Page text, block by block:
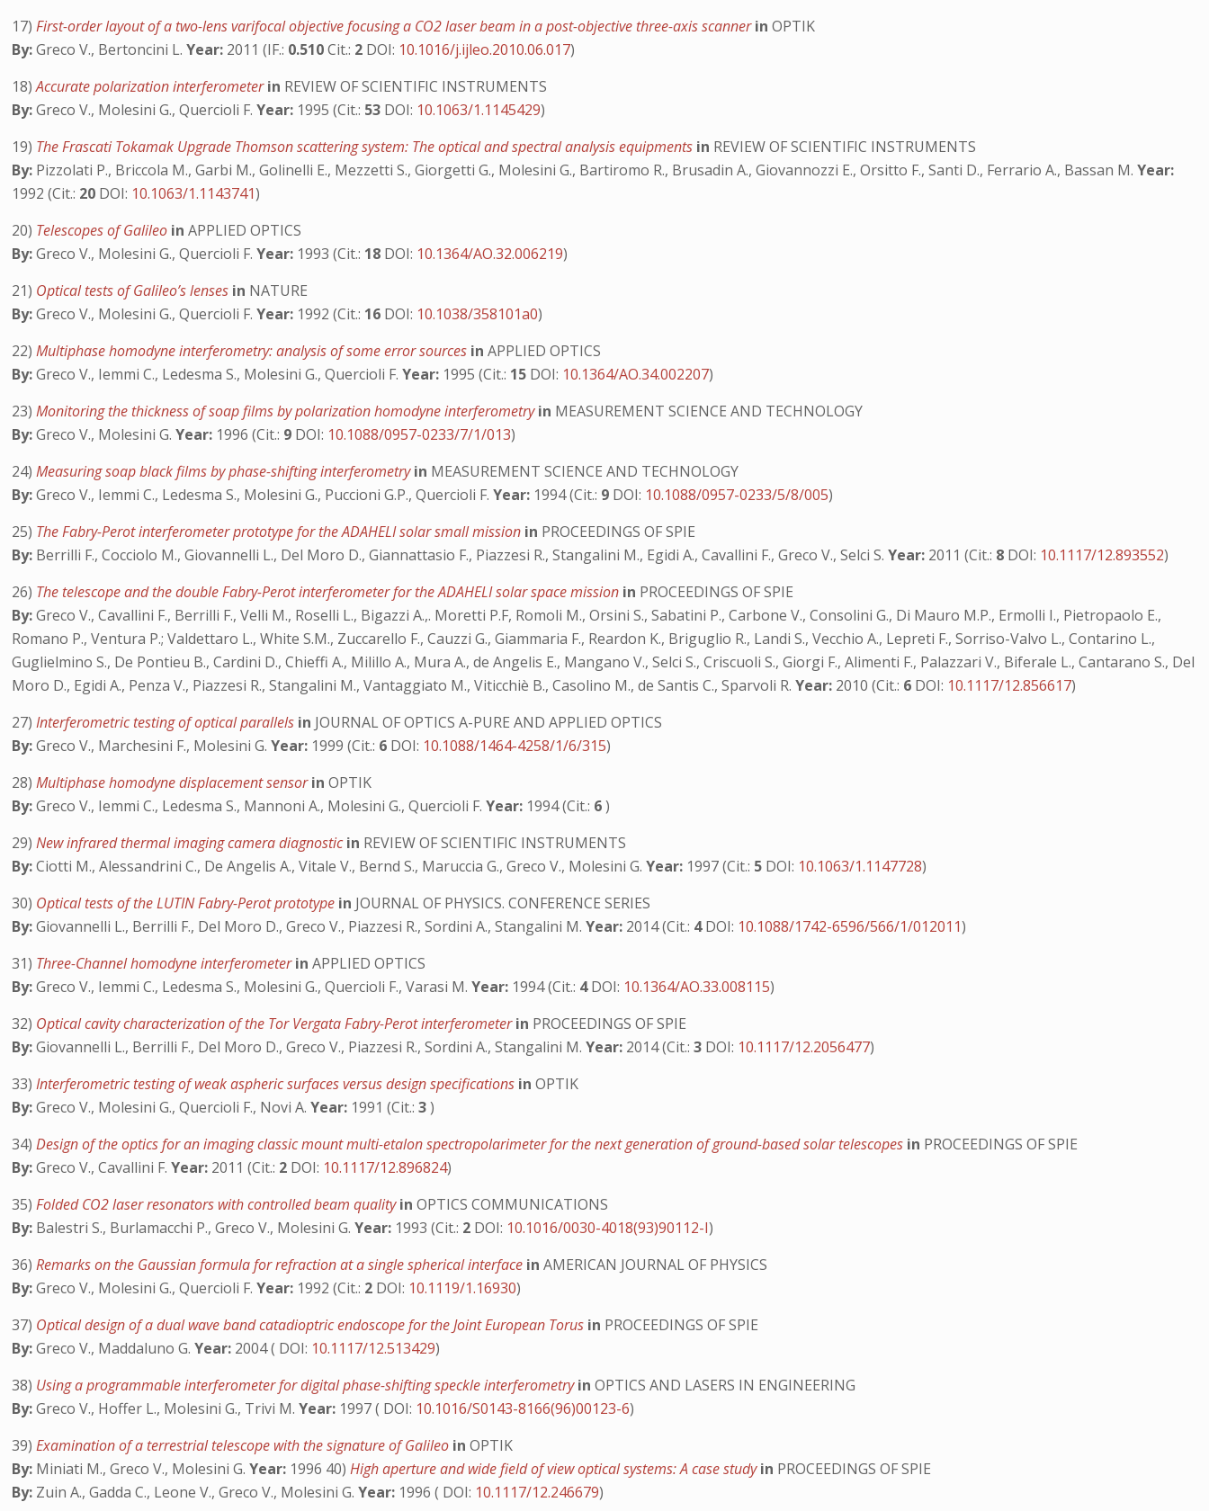
17)First-order layout of a two-lens varifocal objective focusing a CO2 laser beam in a post-objective three-axis scannerin OPTIK
By:Greco V., Bertoncini L.Year: 2011 (IF.: 0.510Cit.: 2 DOI: 10.1016/j.ijleo.2010.06.017)
18)Accurate polarization interferometerin REVIEW OF SCIENTIFIC INSTRUMENTS
By:Greco V., Molesini G., Quercioli F.Year: 1995 (Cit.: 53 DOI: 10.1063/1.1145429)
19) The Frascati Tokamak Upgrade Thomson scattering system: The optical and spectral analysis equipments in REVIEW OF SCIENTIFIC INSTRUMENTS
By: Pizzolati P., Briccola M., Garbi M., Golinelli E., Mezzetti S., Giorgetti G., Molesini G., Bartiromo R., Brusadin A., Giovannozzi E., Orsitto F., Santi D., Ferrario A., Bassan M.Year:
1992 (Cit.: 20 DOI: 10.1063/1.1143741)
20) Telescopes of Galileo in APPLIED OPTICS
By:Greco V., Molesini G., Quercioli F.Year: 1993 (Cit.: 18 DOI: 10.1364/AO.32.006219)
21) Optical tests of Galileo’s lenses in NATURE
By:Greco V., Molesini G., Quercioli F.Year: 1992 (Cit.: 16 DOI: 10.1038/358101a0)
22)Multiphase homodyne interferometry: analysis of some error sources in APPLIED OPTICS
By:Greco V., Iemmi C., Ledesma S., Molesini G., Quercioli F.Year: 1995 (Cit.: 15 DOI: 10.1364/AO.34.002207)
23)Monitoring the thickness of soap films by polarization homodyne interferometryin MEASUREMENT SCIENCE AND TECHNOLOGY
By:Greco V., Molesini G.Year: 1996 (Cit.: 9 DOI: 10.1088/0957-0233/7/1/013)
24)Measuring soap black films by phase-shifting interferometryin MEASUREMENT SCIENCE AND TECHNOLOGY
By:Greco V., Iemmi C., Ledesma S., Molesini G., Puccioni G.P., Quercioli F.Year: 1994 (Cit.: 9 DOI: 10.1088/0957-0233/5/8/005)
25) The Fabry-Perot interferometer prototype for the ADAHELI solar small mission in PROCEEDINGS OF SPIE
By: Berrilli F., Cocciolo M., Giovannelli L., Del Moro D., Giannattasio F., Piazzesi R., Stangalini M., Egidi A., Cavallini F., Greco V., Selci S.Year: 2011 (Cit.: 8 DOI: 10.1117/12.893552)
26) The telescope and the double Fabry-Perot interferometer for the ADAHELI solar space mission in PROCEEDINGS OF SPIE
By:Greco V., Cavallini F., Berrilli F., Velli M., Roselli L., Bigazzi A.,. Moretti P.F, Romoli M., Orsini S., Sabatini P., Carbone V., Consolini G., Di Mauro M.P., Ermolli I., Pietropaolo E.,
Romano P., Ventura P.; Valdettaro L., White S.M., Zuccarello F., Cauzzi G., Giammaria F., Reardon K., Briguglio R., Landi S., Vecchio A., Lepreti F., Sorriso-Valvo L., Contarino L.,
Guglielmino S., De Pontieu B., Cardini D., Chieffi A., Milillo A., Mura A., de Angelis E., Mangano V., Selci S., Criscuoli S., Giorgi F., Alimenti F., Palazzari V., Biferale L., Cantarano S., Del
Moro D., Egidi A., Penza V., Piazzesi R., Stangalini M., Vantaggiato M., Viticchiè B., Casolino M., de Santis C., Sparvoli R.Year: 2010 (Cit.: 6 DOI: 10.1117/12.856617)
27)Interferometric testing of optical parallels in JOURNAL OF OPTICS A-PURE AND APPLIED OPTICS
By:Greco V., Marchesini F., Molesini G.Year: 1999 (Cit.: 6 DOI: 10.1088/1464-4258/1/6/315)
28)Multiphase homodyne displacement sensorin OPTIK
By:Greco V., Iemmi C., Ledesma S., Mannoni A., Molesini G., Quercioli F.Year: 1994 (Cit.: 6)
29)New infrared thermal imaging camera diagnosticin REVIEW OF SCIENTIFIC INSTRUMENTS
By:Ciotti M., Alessandrini C., De Angelis A., Vitale V., Bernd S., Maruccia G., Greco V., Molesini G.Year: 1997 (Cit.: 5 DOI: 10.1063/1.1147728)
30) Optical tests of the LUTIN Fabry-Perot prototype in JOURNAL OF PHYSICS. CONFERENCE SERIES
By:Giovannelli L., Berrilli F., Del Moro D., Greco V., Piazzesi R., Sordini A., Stangalini M.Year: 2014 (Cit.: 4DOI: 10.1088/1742-6596/566/1/012011)
31) Three-Channel homodyne interferometerin APPLIED OPTICS
By:Greco V., Iemmi C., Ledesma S., Molesini G., Quercioli F., Varasi M.Year: 1994 (Cit.: 4DOI: 10.1364/AO.33.008115)
32) Optical cavity characterization of the Tor Vergata Fabry-Perot interferometerin PROCEEDINGS OF SPIE
By:Giovannelli L., Berrilli F., Del Moro D., Greco V., Piazzesi R., Sordini A., Stangalini M.Year: 2014 (Cit.:3 DOI: 10.1117/12.2056477)
33)Interferometric testing of weak aspheric surfaces versus design specifications in OPTIK
By:Greco V., Molesini G., Quercioli F., Novi A.Year: 1991 (Cit.:3)
34)Design of the optics for an imaging classic mount multi-etalon spectropolarimeter for the next generation of ground-based solar telescopes in PROCEEDINGS OF SPIE
By:Greco V., Cavallini F.Year: 2011 (Cit.: 2 DOI: 10.1117/12.896824)
35)Folded CO2 laser resonators with controlled beam qualityin OPTICS COMMUNICATIONS
By: Balestri S., Burlamacchi P., Greco V., Molesini G.Year: 1993 (Cit.: 2 DOI: 10.1016/0030-4018(93)90112-I)
36)Remarks on the Gaussian formula for refraction at a single spherical interface in AMERICAN JOURNAL OF PHYSICS
By:Greco V., Molesini G., Quercioli F.Year: 1992 (Cit.: 2 DOI: 10.1119/1.16930)
37) Optical design of a dual wave band catadioptric endoscope for the Joint European Torus in PROCEEDINGS OF SPIE
By:Greco V., Maddaluno G.Year: 2004 ( DOI: 10.1117/12.513429)
38) Using a programmable interferometer for digital phase-shifting speckle interferometryin OPTICS AND LASERS IN ENGINEERING
By:Greco V., Hoffer L., Molesini G., Trivi M.Year: 1997 ( DOI: 10.1016/S0143-8166(96)00123-6)
39)Examination of a terrestrial telescope with the signature of Galileo in OPTIK
By: Miniati M., Greco V., Molesini G.Year: 1996 40)High aperture and wide field of view optical systems: A case studyin PROCEEDINGS OF SPIE
By: Zuin A., Gadda C., Leone V., Greco V., Molesini G.Year: 1996 ( DOI: 10.1117/12.246679)